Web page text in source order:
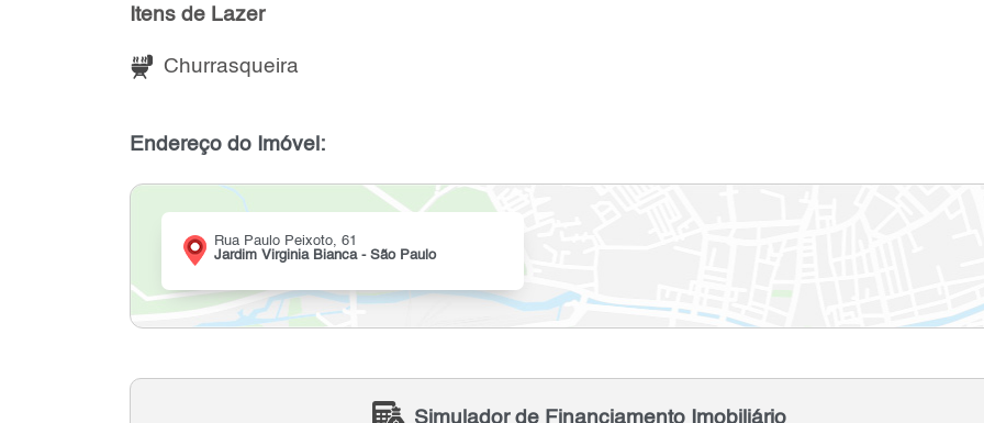
Itens de Lazer
Churrasqueira
Endereço do Imóvel:
Rua Paulo Peixoto, 61
Jardim Virginia Bianca - São Paulo
Simulador de Financiamento Imobiliário